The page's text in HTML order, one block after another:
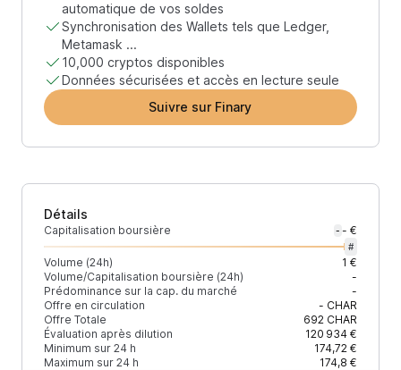
automatique de vos soldes
Synchronisation des Wallets tels que Ledger,
Metamask ...
10,000 cryptos disponibles
Données sécurisées et accès en lecture seule
Suivre sur Finary
Détails
Capitalisation boursière - - €
#
Volume (24h)
1 €
Volume/Capitalisation boursière (24h)
-
Prédominance sur la cap. du marché
-
Offre en circulation
- CHAR
Offre Totale
692CHAR
Évaluation après dilution
120 934 €
Minimum sur 24 h
174,72 €
Maximum sur 24 h
174,8 €